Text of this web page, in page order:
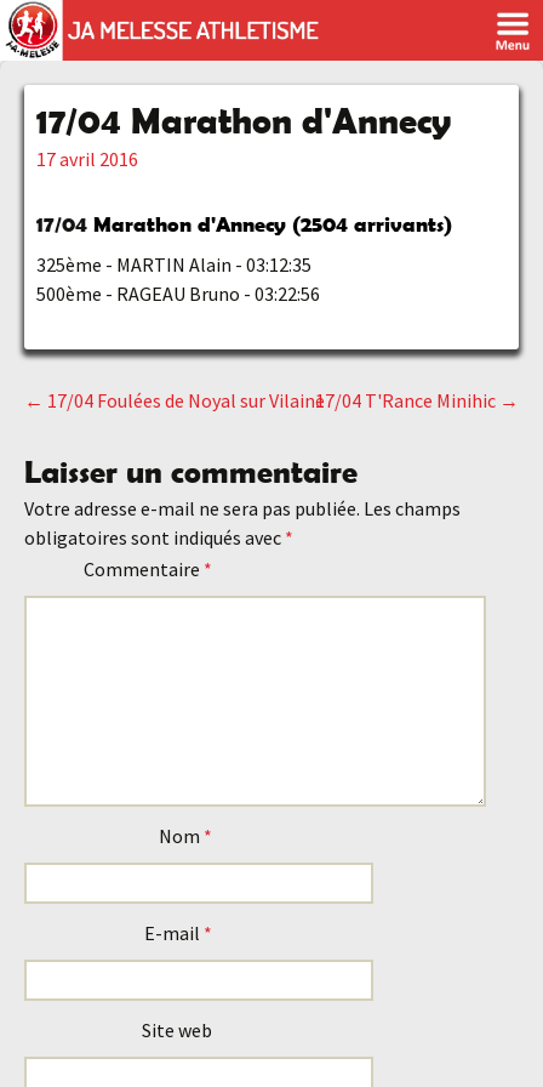
17/04 Marathon d'Annecy
17 avril 2016
17/04 Marathon d'Annecy (2504 arrivants)
325ème - MARTIN Alain - 03:12:35
500ème - RAGEAU Bruno - 03:22:56
Navigation
des
articles
← 17/04 Foulées de Noyal sur Vilaine17/04 T'Rance Minihic →
Laisser un commentaire
Votre adresse e-mail ne sera pas publiée. Les champs
obligatoires sont indiqués avec *
Commentaire *
Nom *
E-mail *
Site web